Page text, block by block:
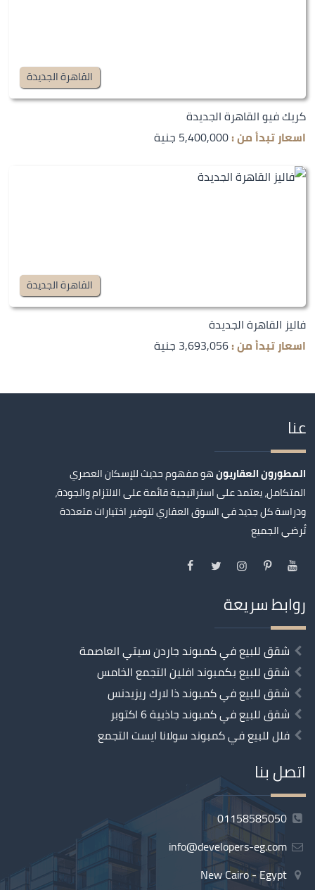
القاهرة الجديدة
كريك فيو القاهرة الجديدة
اسعار تبدأ من :5,400,000 جنية
القاهرة الجديدة
فاليز القاهرة الجديدة
اسعار تبدأ من :3,693,056 جنية
عنا
المطورون العقاريونهو مفهوم حديث للإسكان العصري
المتكامل، يعتمد على استراتيجية قائمة على الالتزام والجودة،
ودراسة كل جديد في السوق العقاري لتوفير اختيارات متعددة
تُرضي الجميع
روابط سريعة
شقق للبيع في كمبوند جاردن سيتي العاصمة
شقق للبيع بكمبوند افلين التجمع الخامس
شقق للبيع في كمبوند ذا لارك ريزيدنس
شقق للبيع في كمبوند جاذبية 6 اكتوبر
فلل للبيع في كمبوند سولانا ايست التجمع
اتصل بنا